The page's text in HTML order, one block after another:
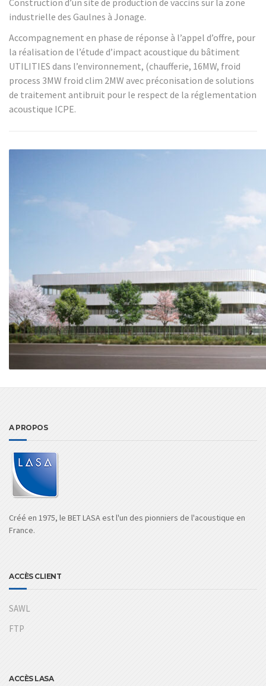
Construction d’un site de production de vaccins sur la zone
industrielle des Gaulnes à Jonage.
Accompagnement en phase de réponse à l’appel d’offre, pour
la réalisation de l’étude d’impact acoustique du bâtiment
UTILITIES dans l’environnement, (chaufferie, 16MW, froid
process 3MW froid clim 2MW avec préconisation de solutions
de traitement antibruit pour le respect de la réglementation
acoustique ICPE.
A PROPOS
Créé en 1975, le BET LASA est l'un des pionniers de l'acoustique en
France.
ACCÈS CLIENT
SAWL
FTP
ACCÈS LASA